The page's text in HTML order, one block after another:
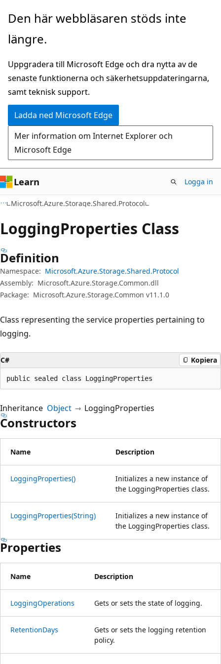
Hoppa
huvudinnehåll
Hoppa
sidnavigering
Den här webbläsaren stöds inte
längre.
Uppgradera till Microsoft Edge och dra nytta av de
senaste funktionerna och säkerhetsuppdateringarna,
samt teknisk support.
Ladda ned Microsoft Edge
Mer information om Internet Explorer och
Microsoft Edge
Learn Logga in
Microsoft.Azure.Storage.Shared.Protocol
LoggingProperties Class
Definition
Namespace: Microsoft.Azure.Storage.Shared.Protocol
Assembly: Microsoft.Azure.Storage.Common.dll
Package: Microsoft.Azure.Storage.Common v11.1.0
Class representing the service properties pertaining to
logging.
C# Kopiera
public sealed class LoggingProperties
Inheritance Object LoggingProperties
Constructors
Name Description
LoggingProperties()
Initializes a new instance of
the LoggingProperties class.
LoggingProperties(String)
Initializes a new instance of
the LoggingProperties class.
Properties
Name Description
LoggingOperations Gets or sets the state of logging.
RetentionDays
Gets or sets the logging retention
policy.